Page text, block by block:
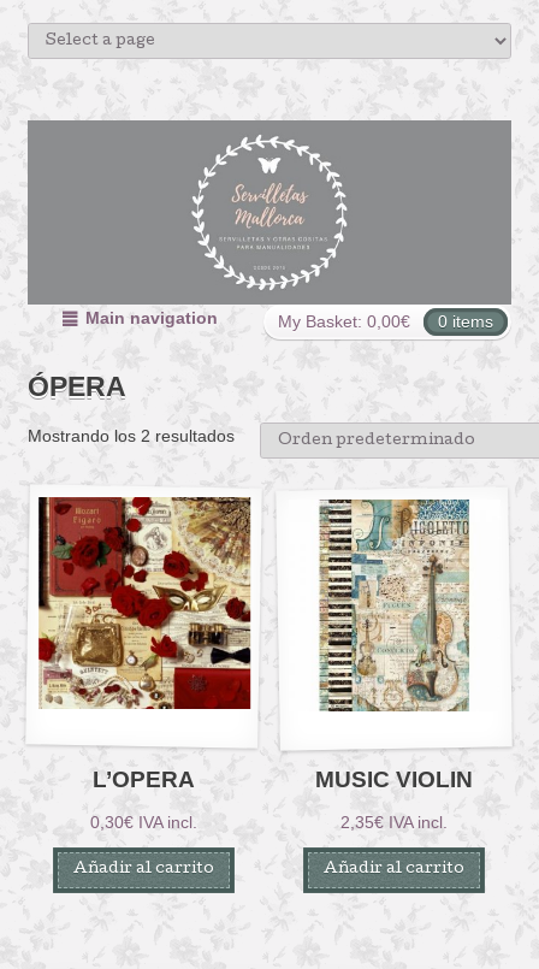
My Basket: 0,00€ 0 items
Main navigation
ÓPERA
Mostrando los 2 resultados
L’OPERA
0,30€ IVA incl.
Añadir al carrito
MUSIC VIOLIN
2,35€ IVA incl.
Añadir al carrito